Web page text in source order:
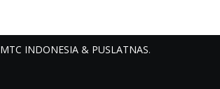
MTC INDONESIA & PUSLATNAS.